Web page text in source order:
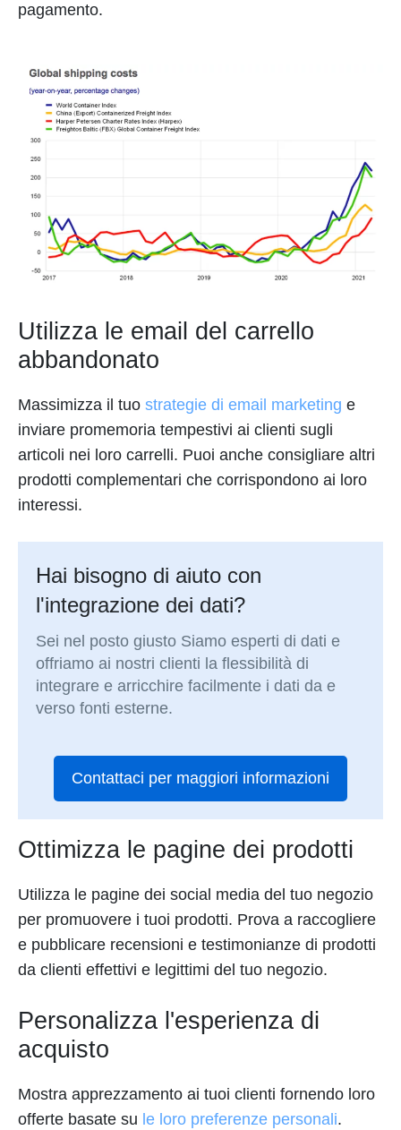
pagamento.
Utilizza le email del carrello
abbandonato
Massimizza il tuo strategie di email marketing e
inviare promemoria tempestivi ai clienti sugli
articoli nei loro carrelli. Puoi anche consigliare altri
prodotti complementari che corrispondono ai loro
interessi.
Hai bisogno di aiuto con
l'integrazione dei dati?
Sei nel posto giusto Siamo esperti di dati e
offriamo ai nostri clienti la flessibilità di
integrare e arricchire facilmente i dati da e
verso fonti esterne.
Contattaci per maggiori informazioni
Ottimizza le pagine dei prodotti
Utilizza le pagine dei social media del tuo negozio
per promuovere i tuoi prodotti. Prova a raccogliere
e pubblicare recensioni e testimonianze di prodotti
da clienti effettivi e legittimi del tuo negozio.
Personalizza l'esperienza di
acquisto
Mostra apprezzamento ai tuoi clienti fornendo loro
offerte basate su le loro preferenze personali.